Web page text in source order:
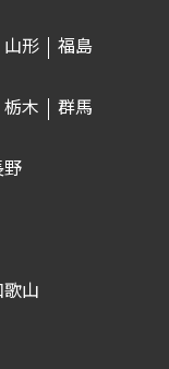
山形
福島
栃木
群馬
野
山